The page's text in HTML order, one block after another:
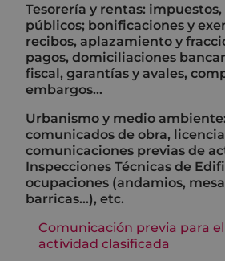
Tesorería y rentas:
públicos; bonificaciones y
recibos, aplazamiento y
pagos, domiciliaciones
fiscal, garantías y avales,
embargos…
Urbanismo y medio
comunicados de obra,
comunicaciones previas de
Inspecciones Técnicas de
ocupaciones (andamios,
barricas...), etc.
Comunicación previa para
actividad clasificada